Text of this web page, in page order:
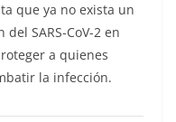
que ya no exista un
SARS-CoV-2 en
a quienes
la infección.